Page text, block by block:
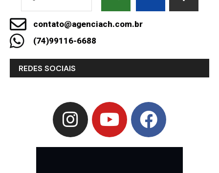
contato@agenciach.com.br
(74)99116-6688
REDES SOCIAIS